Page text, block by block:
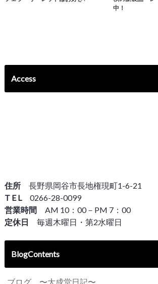
中！
Access
住所 長野県岡谷市長地権現町1-6-21
T E L 0266-28-0099
営業時間 AM 10：00－PM 7：00
定休日
毎週木曜日・第2水曜日
BlogContents
ブログ 〜大成堂日記〜